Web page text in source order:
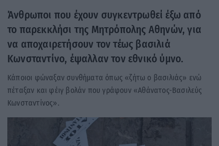
Άνθρωποι που έχουν συγκεντρωθεί έξω από
το παρεκκλήσι της Μητρόπολης Αθηνών, για
να αποχαιρετήσουν τον τέως βασιλιά
Κωνσταντίνο, έψαλλαν τον εθνικό ύμνο.
Κάποιοι φώναξαν συνθήματα όπως «ζήτω ο βασιλιάς» ενώ
πέταξαν και φέιγ βολάν που γράφουν «Αθάνατος-Βασιλεύς
Κωνσταντίνος».